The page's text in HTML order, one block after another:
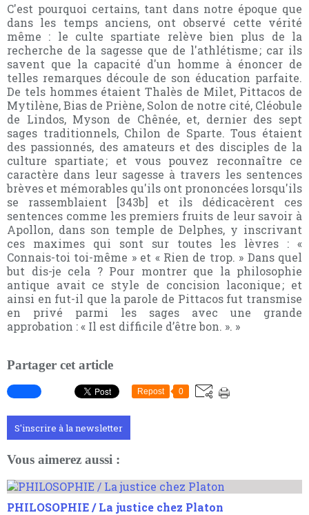
C'est pourquoi certains, tant dans notre époque que
dans les temps anciens, ont observé cette vérité
même : le culte spartiate relève bien plus de la
recherche de la sagesse que de l'athlétisme ; car ils
savent que la capacité d'un homme à énoncer de
telles remarques découle de son éducation parfaite.
De tels hommes étaient Thalès de Milet, Pittacos de
Mytilène, Bias de Priène, Solon de notre cité, Cléobule
de Lindos, Myson de Chênée, et, dernier des sept
sages traditionnels, Chilon de Sparte. Tous étaient
des passionnés, des amateurs et des disciples de la
culture spartiate ; et vous pouvez reconnaître ce
caractère dans leur sagesse à travers les sentences
brèves et mémorables qu'ils ont prononcées lorsqu'ils
se rassemblaient [343b] et ils dédicacèrent ces
sentences comme les premiers fruits de leur savoir à
Apollon, dans son temple de Delphes, y inscrivant
ces maximes qui sont sur toutes les lèvres : «
Connais-toi toi-même » et « Rien de trop. » Dans quel
but dis-je cela ? Pour montrer que la philosophie
antique avait ce style de concision laconique ; et
ainsi en fut-il que la parole de Pittacos fut transmise
en privé parmi les sages avec une grande
approbation : « Il est difficile d’être bon. ». »
Partager cet article
Repost 0
S'inscrire à la newsletter
Vous aimerez aussi :
PHILOSOPHIE / La justice chez Platon